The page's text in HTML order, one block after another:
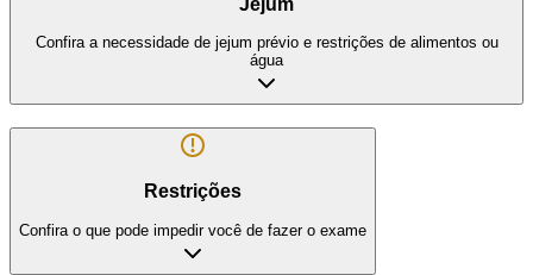
Confira a necessidade de jejum prévio e restrições de alimentos ou
água
Restrições
Confira o que pode impedir você de fazer o exame